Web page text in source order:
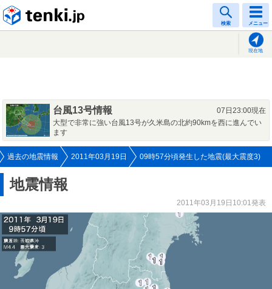
検索 メニュー
現在地
台風13号情報
07日23:00現在
大型で非常に強い台風13号が久米島の北約90kmを西に進んでい
ます
過去の地震情報 2011年03月19日 09時57分頃発生した地震(最大震度3)
地震情報
2011年03月19日10:01発表